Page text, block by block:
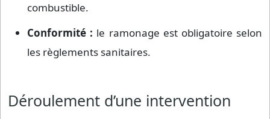
combustible.
Conformité : le ramonage est obligatoire selon
les règlements sanitaires.
Déroulement d’une intervention